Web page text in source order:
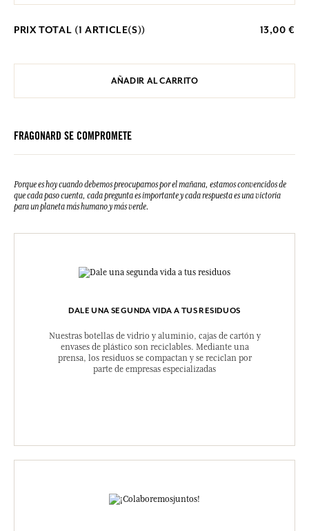
PRIX TOTAL (1 ARTICLE(S)) 13,00 €
AÑADIR AL CARRITO
FRAGONARD SE COMPROMETE
Porque es hoy cuando debemos preocuparnos por el mañana, estamos convencidos de
que cada paso cuenta, cada pregunta es importante y cada respuesta es una victoria
para un planeta más humano y más verde.
DALE UNA SEGUNDA VIDA A TUS RESIDUOS
Nuestras botellas de vidrio y aluminio, cajas de cartón y
envases de plástico son reciclables. Mediante una
prensa, los residuos se compactan y se reciclan por
parte de empresas especializadas